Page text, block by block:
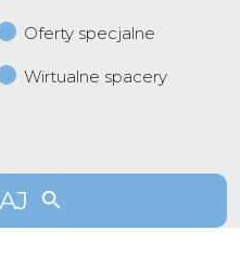
Oferty specjalne
Wirtualne spacery